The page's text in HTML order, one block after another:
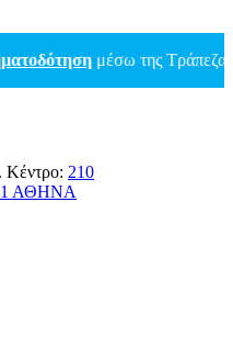
μέσω της Τράπεζας
210
ΑΘΗΝΑ